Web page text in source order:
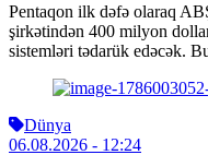
Pentaqon ilk dəfə olaraq
şirkətindən 400 milyon
sistemləri tədarük edəcək.
Dünya
06.08.2026 - 12:24